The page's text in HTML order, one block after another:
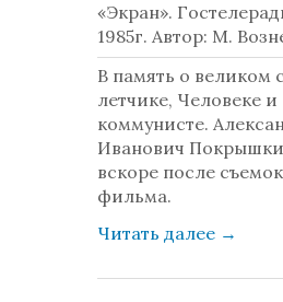
«Экран».
1985г. Автор: М.
В память о великом
летчике, Человеке и
коммунисте.
Иванович
вскоре после
фильма.
Читать далее →